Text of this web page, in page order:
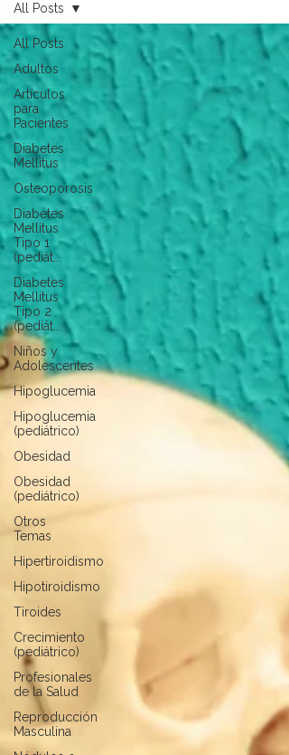
All Posts
Adultos
Artículos
para
Pacientes
Diabetes
Mellitus
Osteoporosis
Diabetes
Mellitus
Tipo 1
(pediát...
Diabetes
Mellitus
Tipo 2
(pediát...
Niños y
Adolescentes
Hipoglucemia
Hipoglucemia
(pediátrico)
Obesidad
Obesidad
(pediátrico)
Otros
Temas
Hipertiroidismo
Hipotiroidismo
Tiroides
Crecimiento
(pediátrico)
Profesionales
de la Salud
Reproducción
Masculina
All Posts